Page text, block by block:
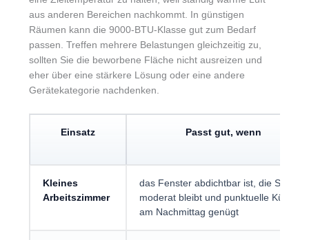
aus anderen Bereichen nachkommt. In günstigen
Räumen kann die 9000-BTU-Klasse gut zum Bedarf
passen. Treffen mehrere Belastungen gleichzeitig zu,
sollten Sie die beworbene Fläche nicht ausreizen und
eher über eine stärkere Lösung oder eine andere
Gerätekategorie nachdenken.
Einsatz Passt gut, wenn
Kleines
Arbeitszimmer
das Fenster abdichtbar ist, die Sonne
moderat bleibt und punktuelle Kühlung
am Nachmittag genügt